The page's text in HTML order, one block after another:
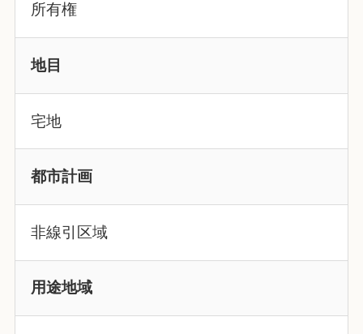
所有権
地目
宅地
都市計画
非線引区域
用途地域